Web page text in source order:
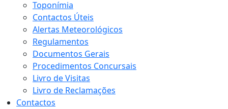
Toponímia
Contactos Úteis
Alertas Meteorológicos
Regulamentos
Documentos Gerais
Procedimentos Concursais
Livro de Visitas
Livro de Reclamações
Contactos